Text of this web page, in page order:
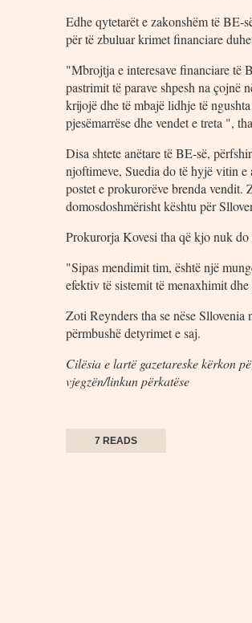
Edhe qytetarët e zakonshëm të BE-
për të zbuluar krimet financiare
"Mbrojtja e interesave financiare të
pastrimit të parave shpesh na çojnë
krijojë dhe të mbajë lidhje të
pjesëmarrëse dhe vendet e treta ",
Disa shtete anëtare të BE-së,
njoftimeve, Suedia do të hyjë vitin e
postet e prokurorëve brenda vendit.
domosdoshmërisht kështu për
Prokurorja Kovesi tha që kjo nuk
"Sipas mendimit tim, është një
efektiv të sistemit të menaxhimit
Zoti Reynders tha se nëse
përmbushë detyrimet e saj.
Cilësia e lartë gazetareske kërkon
vjegzën/linkun përkatëse
7 READS